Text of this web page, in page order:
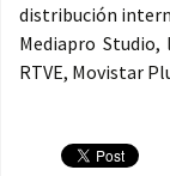
distribución
Mediapro
RTVE, Movistar